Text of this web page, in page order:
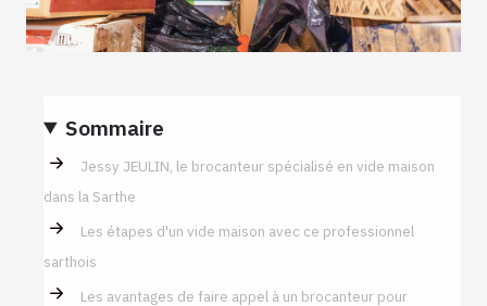
Sommaire
Jessy JEULIN, le brocanteur spécialisé en vide maison
dans la Sarthe
Les étapes d'un vide maison avec ce professionnel
sarthois
Les avantages de faire appel à un brocanteur pour